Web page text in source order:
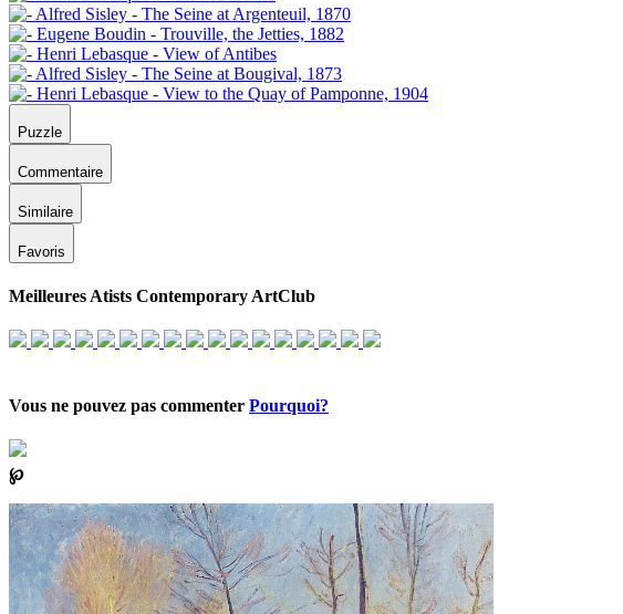
Puzzle
Commentaire
Similaire
Favoris
Meilleures Atists Contemporary ArtClub
Vous ne pouvez pas commenter Pourquoi?
℘